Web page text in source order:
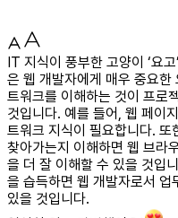
IT 지식이 풍부한 고양이 ‘요
은 웹 개발자에게 매우 중요한
트워크를 이해하는 것이 프로
것입니다. 예를 들어, 웹 페이
트워크 지식이 필요합니다. 또
찾아가는지 이해하면 웹 브라
을 더 잘 이해할 수 있을 것입
을 습득하면 웹 개발자로서 업
있을 것입니다.